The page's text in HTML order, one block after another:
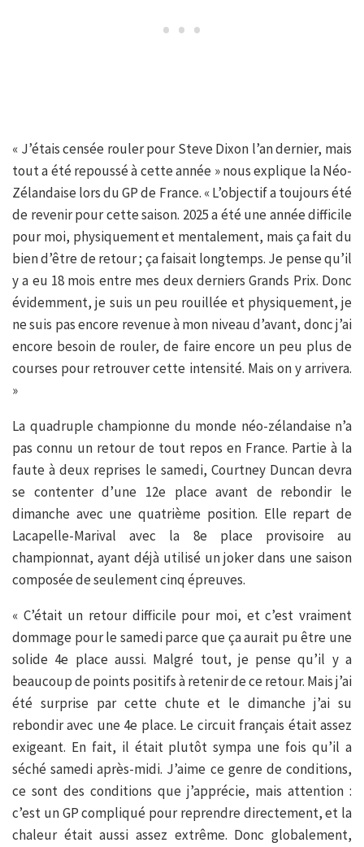
« J’étais censée rouler pour Steve Dixon l’an dernier, mais
tout a été repoussé à cette année » nous explique la Néo-
Zélandaise lors du GP de France. « L’objectif a toujours été
de revenir pour cette saison. 2025 a été une année difficile
pour moi, physiquement et mentalement, mais ça fait du
bien d’être de retour ; ça faisait longtemps. Je pense qu’il
y a eu 18 mois entre mes deux derniers Grands Prix. Donc
évidemment, je suis un peu rouillée et physiquement, je
ne suis pas encore revenue à mon niveau d’avant, donc j’ai
encore besoin de rouler, de faire encore un peu plus de
courses pour retrouver cette intensité. Mais on y arrivera.
»
La quadruple championne du monde néo-zélandaise n’a
pas connu un retour de tout repos en France. Partie à la
faute à deux reprises le samedi, Courtney Duncan devra
se contenter d’une 12e place avant de rebondir le
dimanche avec une quatrième position. Elle repart de
Lacapelle-Marival avec la 8e place provisoire au
championnat, ayant déjà utilisé un joker dans une saison
composée de seulement cinq épreuves.
« C’était un retour difficile pour moi, et c’est vraiment
dommage pour le samedi parce que ça aurait pu être une
solide 4e place aussi. Malgré tout, je pense qu’il y a
beaucoup de points positifs à retenir de ce retour. Mais j’ai
été surprise par cette chute et le dimanche j’ai su
rebondir avec une 4e place. Le circuit français était assez
exigeant. En fait, il était plutôt sympa une fois qu’il a
séché samedi après-midi. J’aime ce genre de conditions,
ce sont des conditions que j’apprécie, mais attention :
c’est un GP compliqué pour reprendre directement, et la
chaleur était aussi assez extrême. Donc globalement,